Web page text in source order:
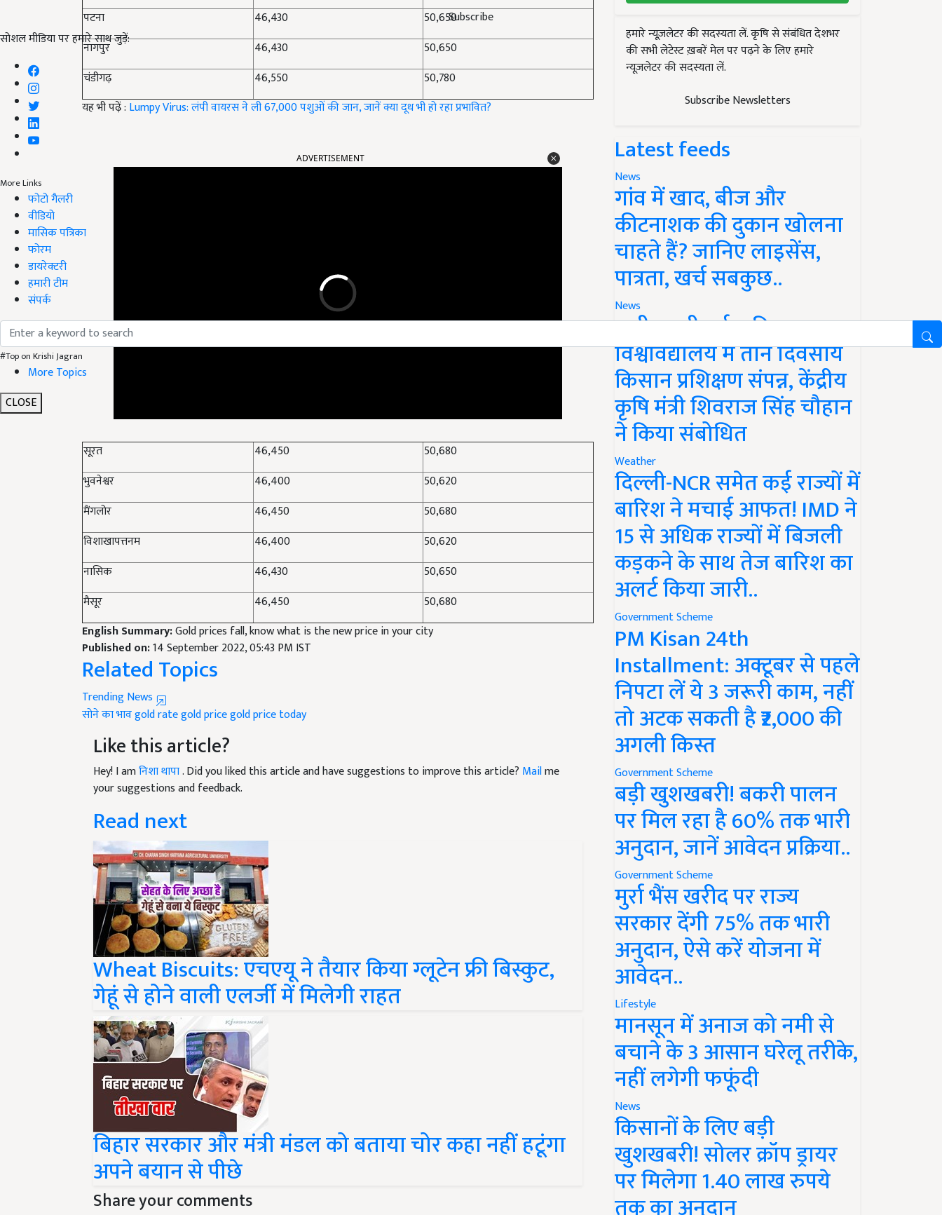
Subscribe
सोशल मीडिया पर हमारे साथ जुड़ें:
More Links
फोटो गैलरी
वीडियो
मासिक पत्रिका
फोरम
डायरेक्टरी
हमारी टीम
संपर्क
#Top on Krishi Jagran
More Topics
CLOSE
पटना
46,430
50,650
नागपुर
46,430
50,650
चंडीगढ़
46,550
50,780
यह भी पढ़ें : Lumpy Virus: लंपी वायरस ने ली 67,000 पशुओं की जान, जानें क्या दूध भी हो रहा प्रभावित?
ADVERTISEMENT
सूरत 46,450
50,680
भुवनेश्वर
46,400
50,620
मैंगलोर
46,450
50,680
विशाखापत्तनम
46,400
50,620
नासिक
46,430
50,650
मैसूर
46,450
50,680
English Summary:Gold prices fall, know what is the new price in your city
Published on:14 September 2022, 05:43 PM IST
Related Topics
Trending News
सोने का भावgold rategold pricegold price today
Like this article?
Hey! I amनिशा थापा. Did you liked this article and have suggestions to improve this article? Mailme
your suggestions and feedback.
Read next
Wheat Biscuits: एचएयू ने तैयार किया ग्लूटेन फ्री बिस्कुट,
गेहूं से होने वाली एलर्जी में मिलेगी राहत
बिहार सरकार और मंत्री मंडल को बताया चोर कहा नहीं हटूंगा
अपने बयान से पीछे
Share your comments
हमारे न्यूज़लेटर की सदस्यता लें. कृषि से संबंधित देशभर
की सभी लेटेस्ट ख़बरें मेल पर पढ़ने के लिए हमारे
न्यूज़लेटर की सदस्यता लें.
Subscribe Newsletters
Latest feeds
News
गांव में खाद, बीज और
कीटनाशक की दुकान खोलना
चाहते हैं? जानिए लाइसेंस,
पात्रता, खर्च सबकुछ..
News
रानी लक्ष्मीबाई कृषि
विश्वविद्यालय में तीन दिवसीय
किसान प्रशिक्षण संपन्न, केंद्रीय
कृषि मंत्री शिवराज सिंह चौहान
ने किया संबोधित
Weather
दिल्ली-NCR समेत कई राज्यों में
बारिश ने मचाई आफत! IMD ने
15 से अधिक राज्यों में बिजली
कड़कने के साथ तेज बारिश का
अलर्ट किया जारी..
Government Scheme
PM Kisan 24th
Installment: अक्टूबर से पहले
निपटा लें ये 3 जरूरी काम, नहीं
तो अटक सकती है ₹2,000 की
अगली किस्त
Government Scheme
बड़ी खुशखबरी! बकरी पालन
पर मिल रहा है 60% तक भारी
अनुदान, जानें आवेदन प्रक्रिया..
Government Scheme
मुर्रा भैंस खरीद पर राज्य
सरकार देंगी 75% तक भारी
अनुदान, ऐसे करें योजना में
आवेदन..
Lifestyle
मानसून में अनाज को नमी से
बचाने के 3 आसान घरेलू तरीके,
नहीं लगेगी फफूंदी
News
किसानों के लिए बड़ी
खुशखबरी! सोलर क्रॉप ड्रायर
पर मिलेगा 1.40 लाख रुपये